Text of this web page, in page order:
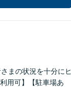
まの状況を十分にヒ
用可】【駐車場あ